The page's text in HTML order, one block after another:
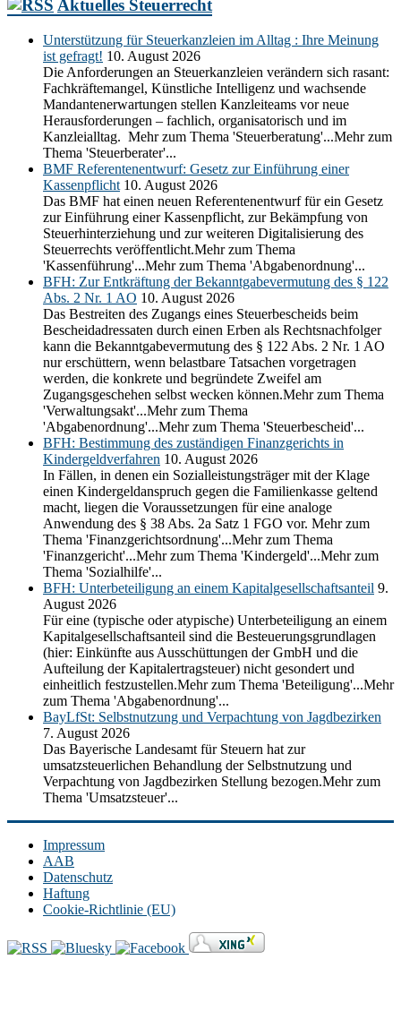
Aktuelles Steuerrecht
Unterstützung für Steuerkanzleien im Alltag : Ihre Meinung
ist gefragt! 10. August 2026
Die Anforderungen an Steuerkanzleien verändern sich rasant:
Fachkräftemangel, Künstliche Intelligenz und wachsende
Mandantenerwartungen stellen Kanzleiteams vor neue
Herausforderungen – fachlich, organisatorisch und im
Kanzleialltag. Mehr zum Thema 'Steuerberatung'...Mehr zum
Thema 'Steuerberater'...
BMF Referentenentwurf: Gesetz zur Einführung einer
Kassenpflicht 10. August 2026
Das BMF hat einen neuen Referentenentwurf für ein Gesetz
zur Einführung einer Kassenpflicht, zur Bekämpfung von
Steuerhinterziehung und zur weiteren Digitalisierung des
Steuerrechts veröffentlicht.Mehr zum Thema
'Kassenführung'...Mehr zum Thema 'Abgabenordnung'...
BFH: Zur Entkräftung der Bekanntgabevermutung des § 122
Abs. 2 Nr. 1 AO 10. August 2026
Das Bestreiten des Zugangs eines Steuerbescheids beim
Bescheidadressaten durch einen Erben als Rechtsnachfolger
kann die Bekanntgabevermutung des § 122 Abs. 2 Nr. 1 AO
nur erschüttern, wenn belastbare Tatsachen vorgetragen
werden, die konkrete und begründete Zweifel am
Zugangsgeschehen selbst wecken können.Mehr zum Thema
'Verwaltungsakt'...Mehr zum Thema
'Abgabenordnung'...Mehr zum Thema 'Steuerbescheid'...
BFH: Bestimmung des zuständigen Finanzgerichts in
Kindergeldverfahren 10. August 2026
In Fällen, in denen ein Sozialleistungsträger mit der Klage
einen Kindergeldanspruch gegen die Familienkasse geltend
macht, liegen die Voraussetzungen für eine analoge
Anwendung des § 38 Abs. 2a Satz 1 FGO vor. Mehr zum
Thema 'Finanzgerichtsordnung'...Mehr zum Thema
'Finanzgericht'...Mehr zum Thema 'Kindergeld'...Mehr zum
Thema 'Sozialhilfe'...
BFH: Unterbeteiligung an einem Kapitalgesellschaftsanteil 9.
August 2026
Für eine (typische oder atypische) Unterbeteiligung an einem
Kapitalgesellschaftsanteil sind die Besteuerungsgrundlagen
(hier: Einkünfte aus Ausschüttungen der GmbH und die
Aufteilung der Kapitalertragsteuer) nicht gesondert und
einheitlich festzustellen.Mehr zum Thema 'Beteiligung'...Mehr
zum Thema 'Abgabenordnung'...
BayLfSt: Selbstnutzung und Verpachtung von Jagdbezirken
7. August 2026
Das Bayerische Landesamt für Steuern hat zur
umsatzsteuerlichen Behandlung der Selbstnutzung und
Verpachtung von Jagdbezirken Stellung bezogen.Mehr zum
Thema 'Umsatzsteuer'...
Impressum
AAB
Datenschutz
Haftung
Cookie-Richtlinie (EU)